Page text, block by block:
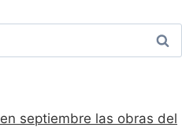
septiembre las obras del